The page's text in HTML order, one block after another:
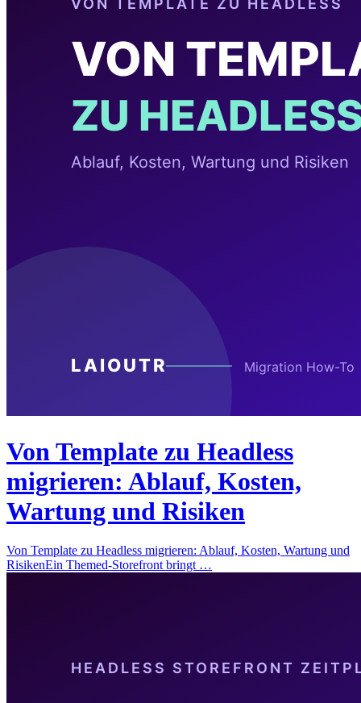
Von Template zu Headless
migrieren: Ablauf, Kosten,
Wartung und Risiken
Von Template zu Headless migrieren: Ablauf, Kosten, Wartung und
RisikenEin Themed-Storefront bringt …